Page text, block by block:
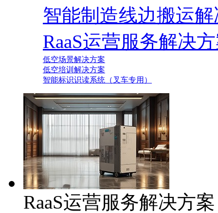
智能制造线边搬运
RaaS运营服务解决
低空场景解决方案
低空培训解决方案
智能标识识读系统（叉车专用）
RaaS运营服务解决方案